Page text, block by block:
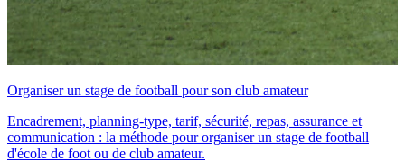
Organiser un stage de football pour son club amateur
Encadrement, planning-type, tarif, sécurité, repas, assurance et
communication : la méthode pour organiser un stage de football
d'école de foot ou de club amateur.